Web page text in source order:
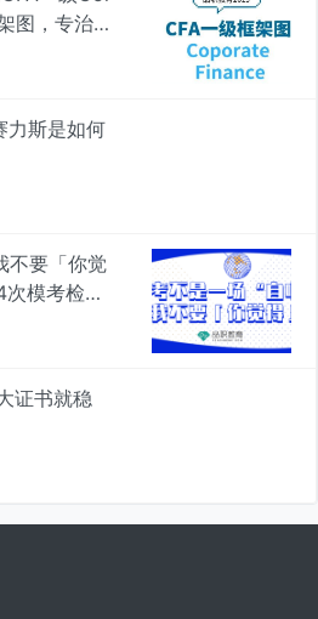
图，专治遗
力斯是如何
不要「你觉
模考检验
证书就稳